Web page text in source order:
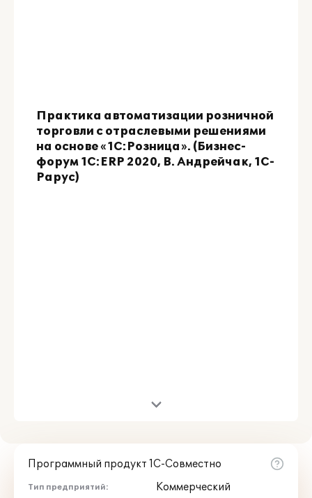
Практика автоматизации розничной
торговли с отраслевыми решениями
на основе «1С:Розница». (Бизнес-
форум 1С:ERP 2020, В. Андрейчак, 1С-
Рарус)
Программный продукт 1С-Совместно
Тип предприятий: Коммерческий